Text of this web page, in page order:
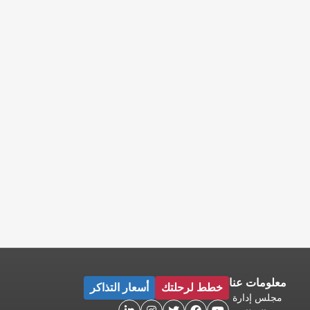
معلومات عنا
مجلس إدارة
خطط لرحلتك أسعار التذاكر